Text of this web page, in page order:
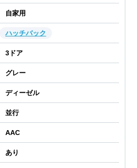
自家用
ハッチバック
3 ドア
グレー
ディーゼル
並行
AAC
あり